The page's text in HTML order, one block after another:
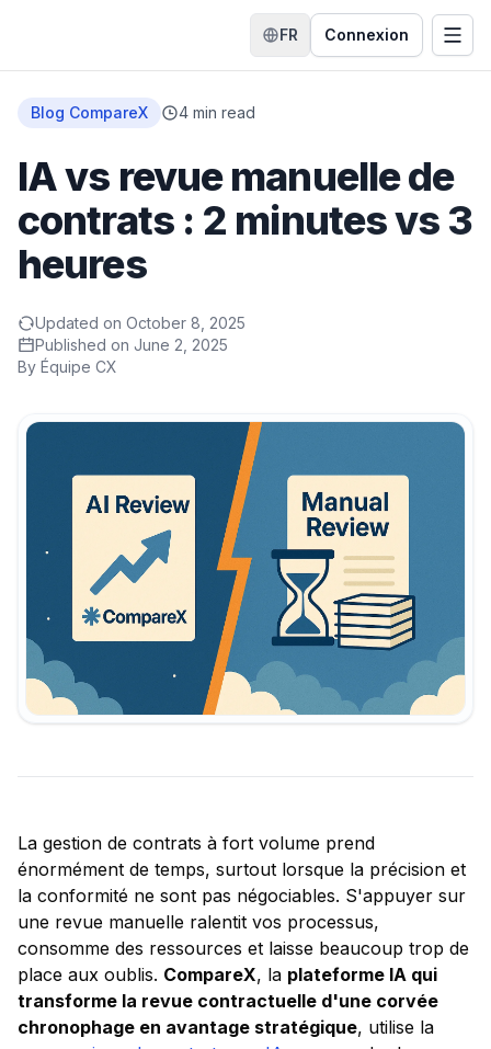
FR
Changer de langue
Connexion
Blog CompareX 4 min read
IA vs revue manuelle de
contrats : 2 minutes vs 3
heures
Updated on October 8, 2025
Published on June 2, 2025
By Équipe CX
La gestion de contrats à fort volume prend
énormément de temps, surtout lorsque la précision et
la conformité ne sont pas négociables. S'appuyer sur
une revue manuelle ralentit vos processus,
consomme des ressources et laisse beaucoup trop de
place aux oublis. CompareX, la plateforme IA qui
transforme la revue contractuelle d'une corvée
chronophage en avantage stratégique, utilise la